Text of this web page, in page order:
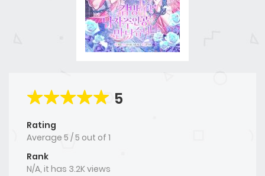
5
Rating
Average 5 /5 out of 1
Rank
N/A, it has 3.2K views